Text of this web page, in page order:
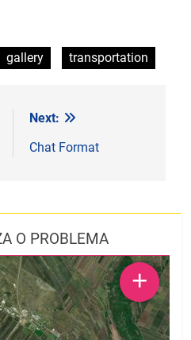
gallery transportation
Next:
Chat Format
O PROBLEMA
+